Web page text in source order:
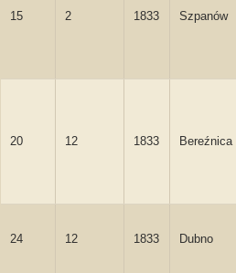
15 2 1833 Szpanów
20 12 1833 Bereźnica
24 12 1833 Dubno